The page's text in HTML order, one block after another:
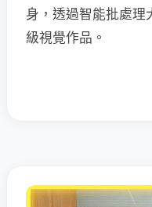
身，透過智能批處理
級視覺作品。